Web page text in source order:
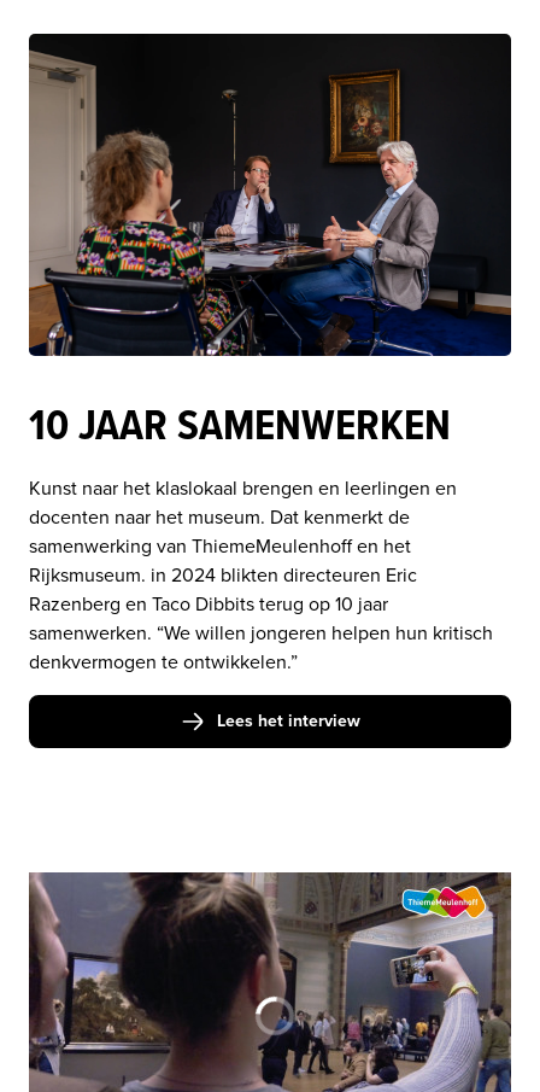
10 JAAR SAMENWERKEN
Kunst naar het klaslokaal brengen en leerlingen en
docenten naar het museum. Dat kenmerkt de
samenwerking van ThiemeMeulenhoff en het
Rijksmuseum. in 2024 blikten directeuren Eric
Razenberg en Taco Dibbits terug op 10 jaar
samenwerken. “We willen jongeren helpen hun kritisch
denkvermogen te ontwikkelen.”
Lees het interview